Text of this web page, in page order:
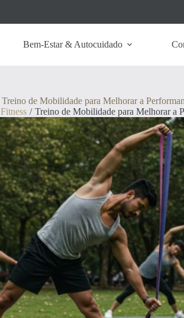
Bem-Estar & Autocuidado
Treino de Mobilidade para Melhorar a
Fitness / Treino de Mobilidade para Melhorar a